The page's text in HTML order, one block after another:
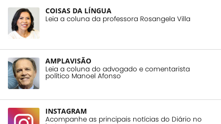
COISAS DA LÍNGUA
Leia a coluna da professora Rosangela Villa
AMPLAVISÃO
Leia a coluna do advogado e comentarista
político Manoel Afonso
INSTAGRAM
Acompanhe as principais notícias do Diário no